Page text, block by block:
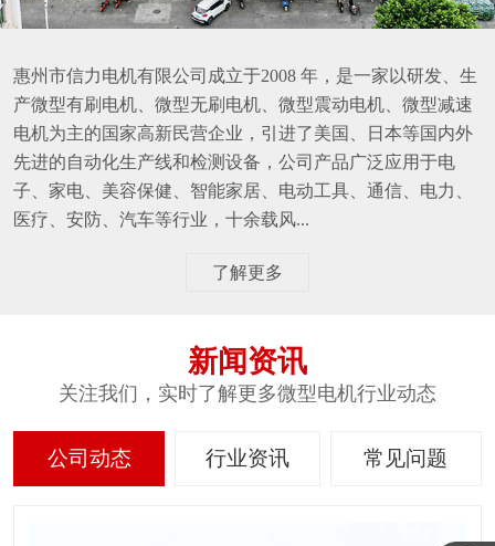
惠州市信力电机有限公司成立于2008 年，是一家以研发、生
产微型有刷电机、微型无刷电机、微型震动电机、微型减速
电机为主的国家高新民营企业，引进了美国、日本等国内外
先进的自动化生产线和检测设备，公司产品广泛应用于电
子、家电、美容保健、智能家居、电动工具、通信、电力、
医疗、安防、汽车等行业，十余载风...
了解更多
新闻资讯
关注我们，实时了解更多微型电机行业动态
公司动态 行业资讯 常见问题